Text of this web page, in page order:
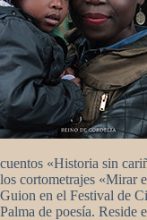
cuentos «Historia sin
los cortometrajes «Mirar
Guion en el Festival de
Palma de poesía. Reside